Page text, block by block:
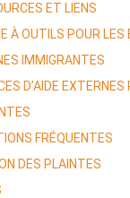
ET LIENS
À OUTILS POUR
IMMIGRANTES
D’AIDE
FRÉQUENTES
DES PLAINTES